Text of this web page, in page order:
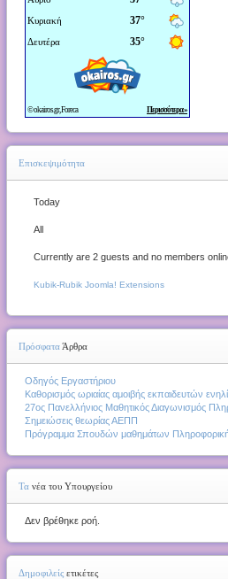
Επισκεψιμότητα
Today
All
Currently are 2 guests and no members
Kubik-Rubik Joomla! Extensions
ΠρόσφαταΆρθρα
Οδηγός Εργαστήριου
Καθορισμός ωριαίας αμοιβής εκπαιδευτών
27ος Πανελλήνιος Μαθητικός Διαγωνισμός
Σημειώσεις θεωρίας ΑΕΠΠ
Πρόγραμμα Σπουδών μαθημάτων Πληροφορικής
Τα νέα του Υπουργείου
Δεν βρέθηκε ροή.
Δημοφιλείς ετικέτες